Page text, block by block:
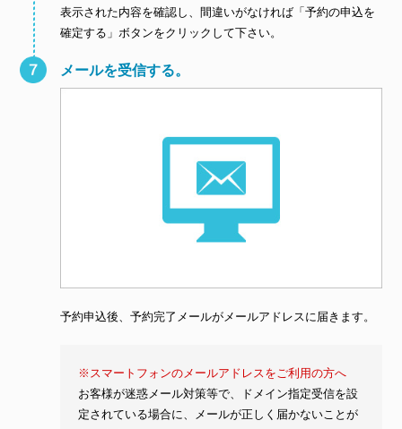
表示された内容を確認し、間違いがなければ「予約の申込を
確定する」ボタンをクリックして下さい。
メールを受信する。
予約申込後、予約完了メールがメールアドレスに届きます。
※スマートフォンのメールアドレスをご利用の方へ
お客様が迷惑メール対策等で、ドメイン指定受信を設
定されている場合に、メールが正しく届かないことが